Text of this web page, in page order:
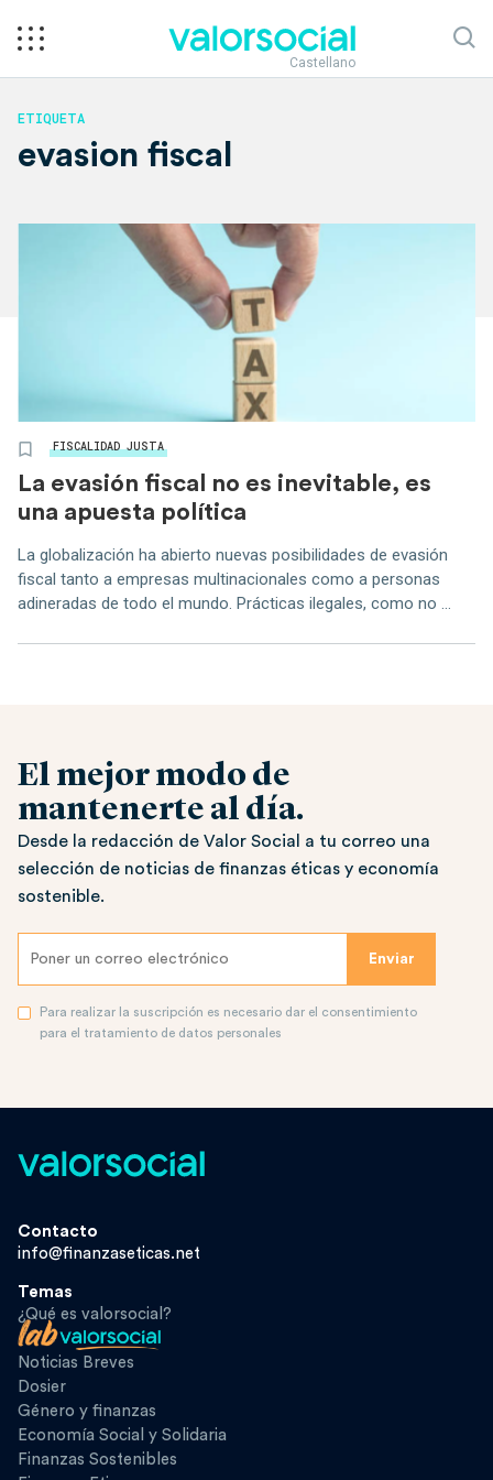
Castellano
ETIQUETA
evasion fiscal
FISCALIDAD JUSTA
La evasión fiscal no es inevitable, es
una apuesta política
La globalización ha abierto nuevas posibilidades de evasión
fiscal tanto a empresas multinacionales como a personas
adineradas de todo el mundo. Prácticas ilegales, como no ...
El mejor modo de
mantenerte al día.
Desde la redacción de Valor Social a tu correo una
selección de noticias de finanzas éticas y economía
sostenible.
Para realizar la suscripción es necesario dar el consentimiento
para el tratamiento de datos personales
Contacto
info@finanzaseticas.net
Temas
¿Qué es valorsocial?
Noticias Breves
Dosier
Género y finanzas
Economía Social y Solidaria
Finanzas Sostenibles